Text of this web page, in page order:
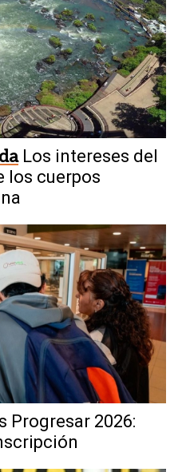
Los intereses del
los cuerpos
Progresar 2026: